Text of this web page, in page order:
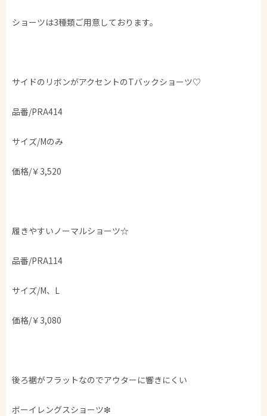
ショーツは3種類ご用意しております。
サイドのリボンがアクセントのTバックショーツ♡
品番/PRA414
サイズ/Mのみ
価格/￥3,520
履きやすいノーマルショーツ☆
品番/PRA114
サイズ/M、L
価格/￥3,080
後ろ裾がフラットなのでアウターに響きにくい
ボーイレングスショーツ❇︎